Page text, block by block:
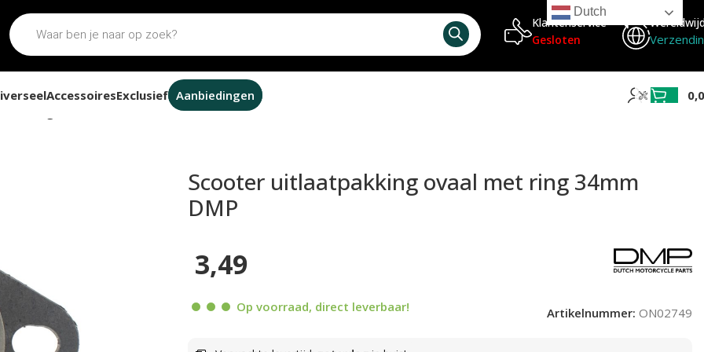
Klantenservice
Gesloten
AccessoiresExclusief Aanbiedingen
Scooter uitlaatpakking ovaal met ring 34mm
DMP
3,49
Op voorraad, direct leverbaar! Artikelnummer: ON02749
Dutch